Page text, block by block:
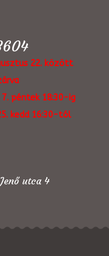
22. között
péntek 18:30-ig
kedd 16:30-tól
utca 4